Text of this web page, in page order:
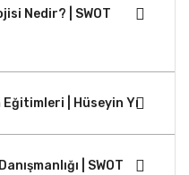
Nedir? | SWOT
| Hüseyin Yı
| SWOT